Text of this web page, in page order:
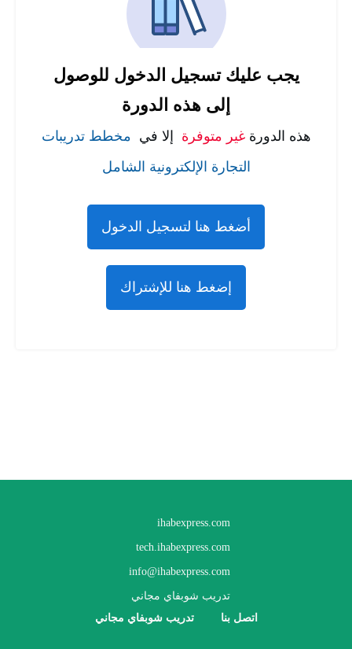
يجب عليك تسجيل الدخول للوصول
إلى هذه الدورة
هذه الدورةغير متوفرة إلا في مخطط تدريبات
التجارة الإلكترونية الشامل
أضغط هنا لتسجيل الدخول
إضغط هنا للإشتراك
ihabexpress.com
tech.ihabexpress.com
info@ihabexpress.com
تدريب شوبفاي مجاني
اتصل بنا تدريب شوبفاي مجاني